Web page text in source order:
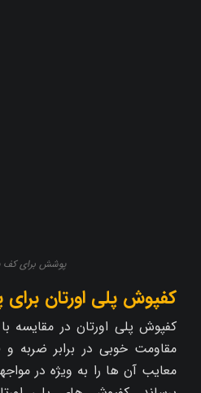
پوشش برای کف
کفپوش پلی اورتان برای
کفپوش پلی اورتان در مقایسه
مقاومت خوبی در برابر ضربه و
معایب آن‌ ها را به ویژه در